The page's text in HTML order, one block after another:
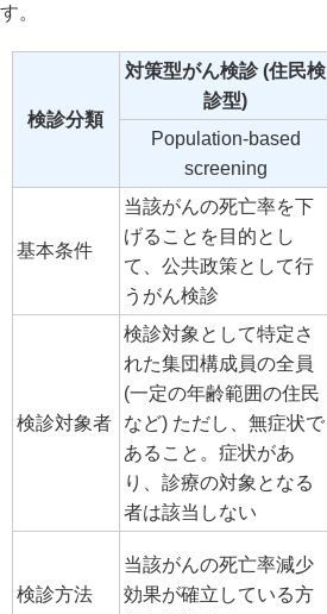
す。
検診分類
対策型がん検診 (住民検
診型)
Population-based
screening
基本条件
当該がんの死亡率を下
げることを目的とし
て、公共政策として行
うがん検診
検診対象者
検診対象として特定さ
れた集団構成員の全員
(一定の年齢範囲の住民
など) ただし、無症状で
あること。症状があ
り、診療の対象となる
者は該当しない
検診方法
当該がんの死亡率減少
効果が確立している方